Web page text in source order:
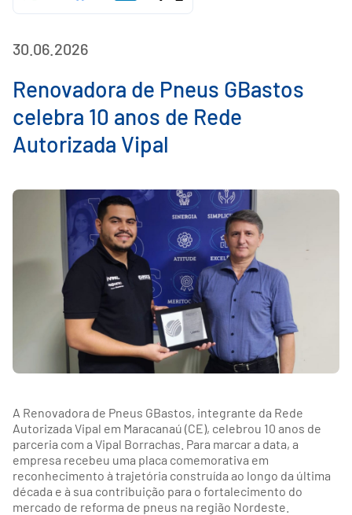
30.06.2026
Renovadora de Pneus GBastos
celebra 10 anos de Rede
Autorizada Vipal
A Renovadora de Pneus GBastos, integrante da Rede
Autorizada Vipal em Maracanaú (CE), celebrou 10 anos de
parceria com a Vipal Borrachas. Para marcar a data, a
empresa recebeu uma placa comemorativa em
reconhecimento à trajetória construída ao longo da última
década e à sua contribuição para o fortalecimento do
mercado de reforma de pneus na região Nordeste.